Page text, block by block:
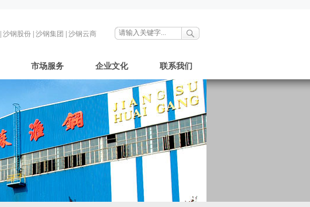
沙钢股份 沙钢集团 沙钢云商
市场服务 企业文化 联系我们